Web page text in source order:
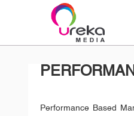
Performance Based